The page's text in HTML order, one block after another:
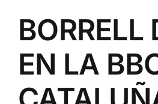
BORRELL
EN LA